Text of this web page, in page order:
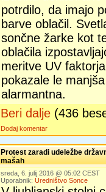
potrdilo, da imajo
barve oblačil.
sončne žarke kot
oblačila
meritve UV
pokazale le
alarmantna.
Beri dalje (436
Dodaj komentar
Protest zaradi udeležbe
mašah
sreda, 6. julij 2016 @ 05:02 CEST
Uporabnik: Uredništvo Sonce